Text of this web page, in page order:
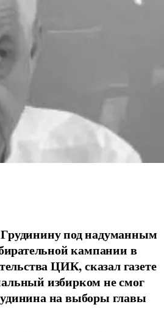
под надуманным
кампании в
ЦИК, сказал газете
избирком не смог
на выборы главы